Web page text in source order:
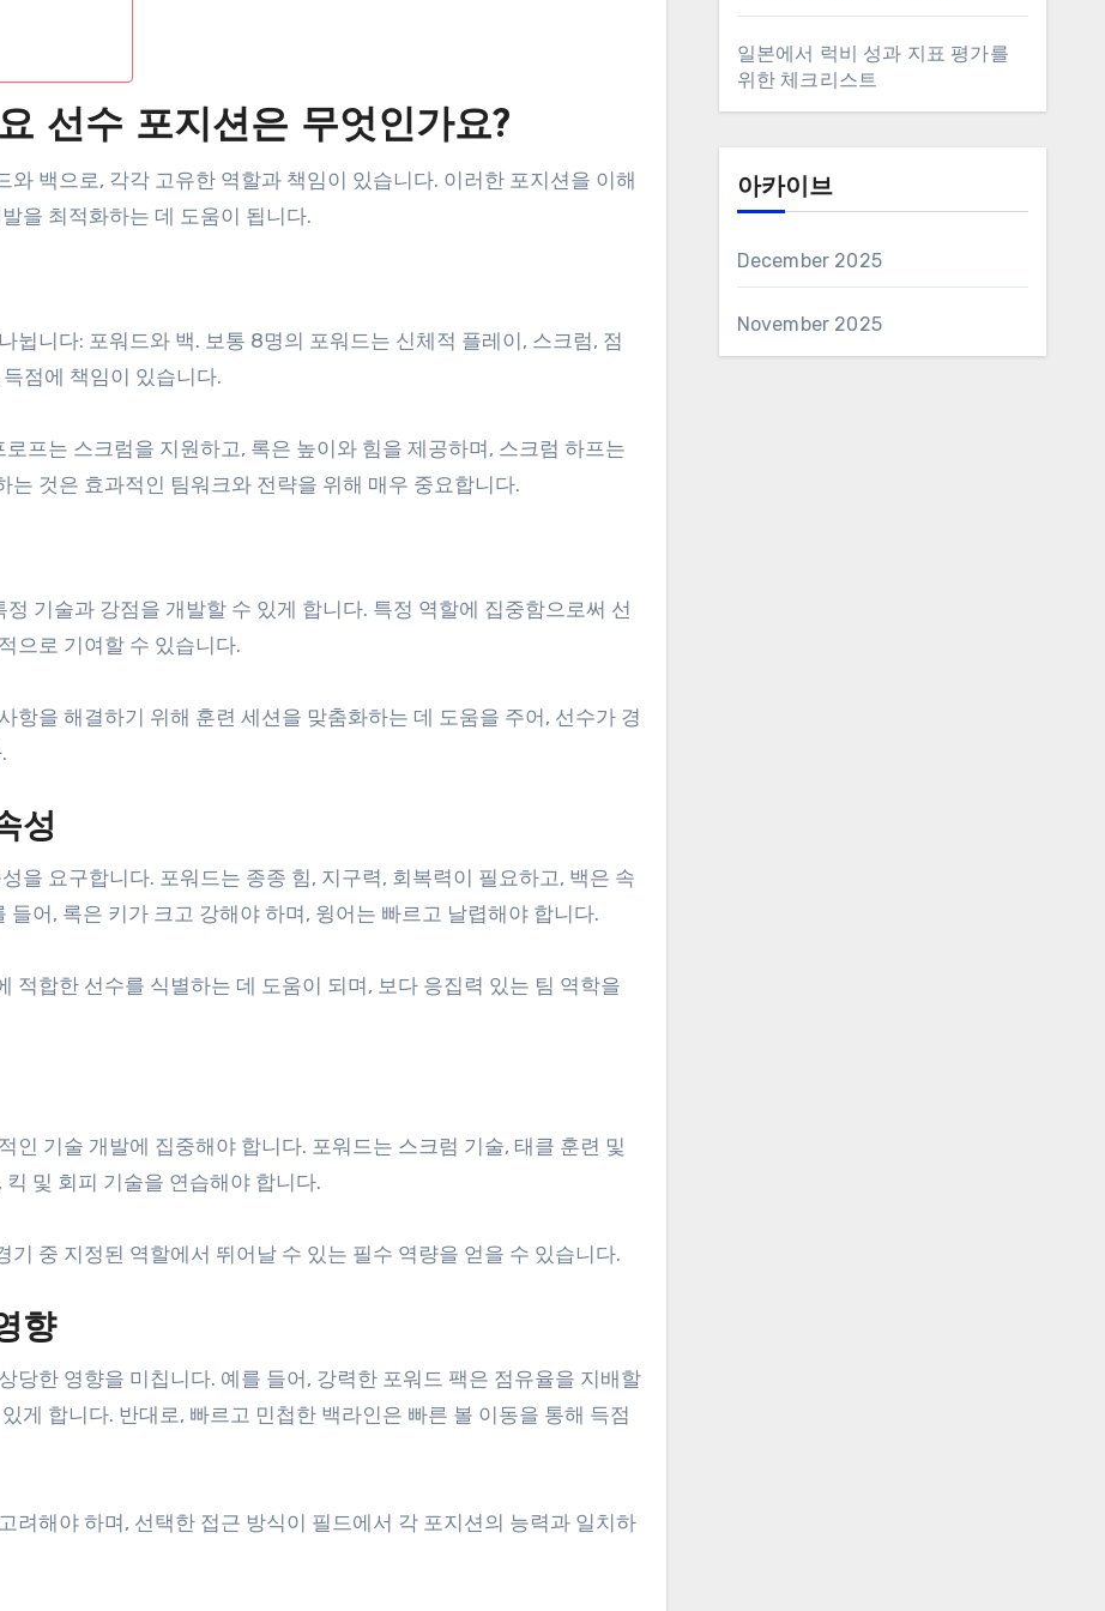
선수 포지션은 무엇인가요?
백으로, 각각 고유한 역할과 책임이 있습니다. 이러한 포지션을 이해
을 최적화하는 데 도움이 됩니다.
뉩니다: 포워드와 백. 보통 8명의 포워드는 신체적 플레이, 스크럼, 점
점에 책임이 있습니다.
프는 스크럼을 지원하고, 록은 높이와 힘을 제공하며, 스크럼 하프는
것은 효과적인 팀워크와 전략을 위해 매우 중요합니다.
기술과 강점을 개발할 수 있게 합니다. 특정 역할에 집중함으로써 선
으로 기여할 수 있습니다.
항을 해결하기 위해 훈련 세션을 맞춤화하는 데 도움을 주어, 선수가 경
성
을 요구합니다. 포워드는 종종 힘, 지구력, 회복력이 필요하고, 백은 속
어, 록은 키가 크고 강해야 하며, 윙어는 빠르고 날렵해야 합니다.
적합한 선수를 식별하는 데 도움이 되며, 보다 응집력 있는 팀 역학을
인 기술 개발에 집중해야 합니다. 포워드는 스크럼 기술, 태클 훈련 및
및 회피 기술을 연습해야 합니다.
중 지정된 역할에서 뛰어날 수 있는 필수 역량을 얻을 수 있습니다.
향
당한 영향을 미칩니다. 예를 들어, 강력한 포워드 팩은 점유율을 지배할
게 합니다. 반대로, 빠르고 민첩한 백라인은 빠른 볼 이동을 통해 득점
려해야 하며, 선택한 접근 방식이 필드에서 각 포지션의 능력과 일치하
일본에서 럭비 성과 지표 평가를
위한 체크리스트
아카이브
December 2025
November 2025